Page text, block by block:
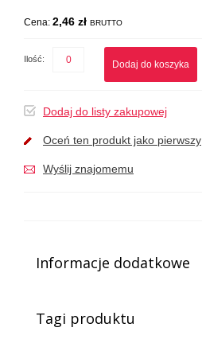
Cena: 2,46 zł BRUTTO
Ilość: Dodaj do koszyka
Dodaj do listy zakupowej
Oceń ten produkt jako pierwszy
Wyślij znajomemu
Informacje dodatkowe
Tagi produktu